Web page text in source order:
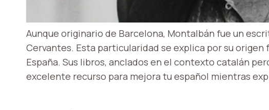
Aunque originario de Barcelona, ​​Montalbán fue un
Cervantes. Esta particularidad se explica por su
España. Sus libros, anclados en el contexto catalán
excelente recurso para mejora tu español mientras